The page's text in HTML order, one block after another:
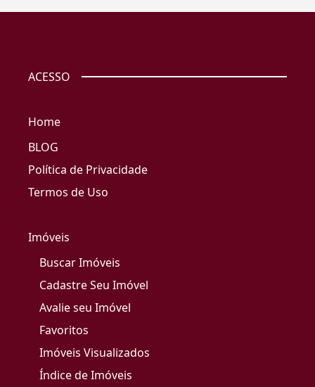
ACESSO
Home
BLOG
Política de Privacidade
Termos de Uso
Imóveis
Buscar Imóveis
Cadastre Seu Imóvel
Avalie seu Imóvel
Favoritos
Imóveis Visualizados
Índice de Imóveis